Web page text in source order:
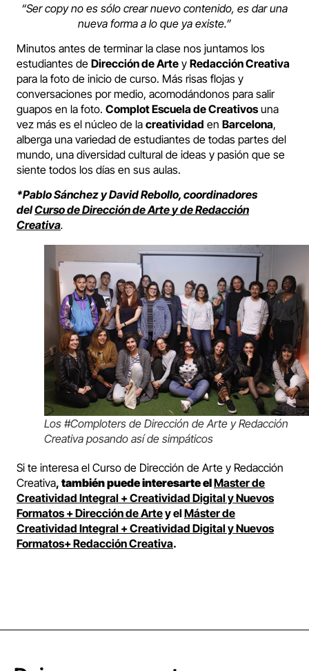
“Ser copy no es sólo crear nuevo contenido, es dar una
nueva forma a lo que ya existe.”
Minutos antes de terminar la clase nos juntamos los
estudiantes de Dirección de Arte y Redacción Creativa
para la foto de inicio de curso. Más risas flojas y
conversaciones por medio, acomodándonos para salir
guapos en la foto. Complot Escuela de Creativosuna
vez más es el núcleo de la creatividad en Barcelona,
alberga una variedad de estudiantes de todas partes del
mundo, una diversidad cultural de ideas y pasión que se
siente todos los días en sus aulas.
*Pablo Sánchez y David Rebollo, coordinadores
delCurso de Dirección de Artey deRedacción
Creativa.
Los #Comploters de Dirección de Arte y Redacción
Creativa posando así de simpáticos
Si te interesa el Curso de Dirección de Arte y Redacción
Creativa, también puede interesarte elMaster de
Creatividad Integral + Creatividad Digital y Nuevos
Formatos + Dirección de Artey elMáster de
Creatividad Integral + Creatividad Digital y Nuevos
Formatos+ Redacción Creativa.